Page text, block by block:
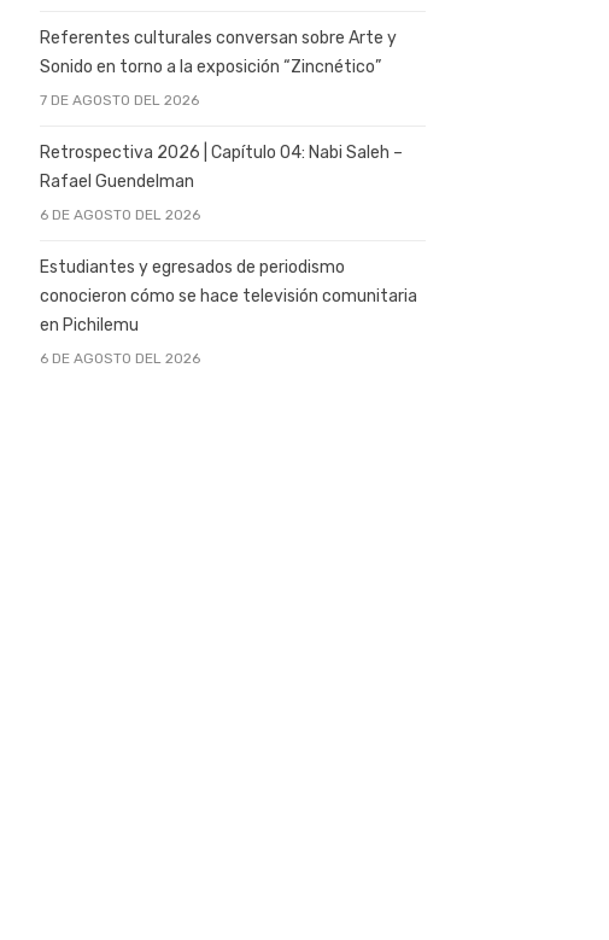
Referentes culturales conversan sobre Arte y
Sonido en torno a la exposición “Zincnético”
7 DE AGOSTO DEL 2026
Retrospectiva 2026 | Capítulo 04: Nabi Saleh –
Rafael Guendelman
6 DE AGOSTO DEL 2026
Estudiantes y egresados de periodismo
conocieron cómo se hace televisión comunitaria
en Pichilemu
6 DE AGOSTO DEL 2026